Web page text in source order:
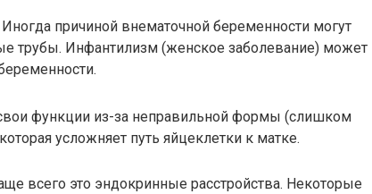
Иногда причиной внематочной беременности могут
трубы. Инфантилизм (женское заболевание) может
функции из-за неправильной формы (слишком
усложняет путь яйцеклетки к матке.
всего это эндокринные расстройства. Некоторые